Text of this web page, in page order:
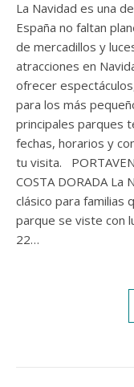
La Navidad es una de las épocas más mágicas del año y en
España no faltan
de mercadillos y
atracciones en
ofrecer
para los más
principales parques
fechas, horarios y
tu visita.
COSTA DORADA La
clásico para familias
parque se viste con
22…